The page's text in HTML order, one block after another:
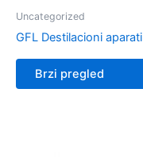
Uncategorized
GFL Destilacioni aparati
Brzi pregled